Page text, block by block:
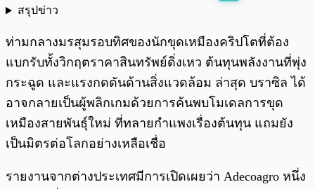
สรุปข่าว
ท่ามกลางมรสุมรอบทิศของนักขุดเหมืองคริปโตที่ต้อง
แบกรับทั้งวิกฤตราคาสินทรัพย์ดิ่งเหว ต้นทุนพลังงานที่พุ่ง
กระฉูด และแรงกดดันด้านสิ่งแวดล้อม ล่าสุด บราซิล ได้
อาจกลายเป็นผู้พลิกเกมด้วยการค้นพบโมเดลการขุด
เหมืองสายพันธุ์ใหม่ ที่ทลายกำแพงเรื่องต้นทุน แถมยัง
เป็นมิตรต่อโลกอย่างเหลือเชื่อ
รายงานจากต่างประเทศมีการเปิดเผยว่า Adecoagro หนึ่ง